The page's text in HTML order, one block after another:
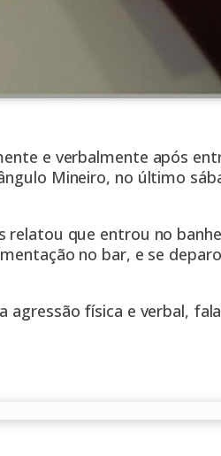
e verbalmente após
Mineiro, no último
relatou que entrou no
no bar, e se
física e verbal,